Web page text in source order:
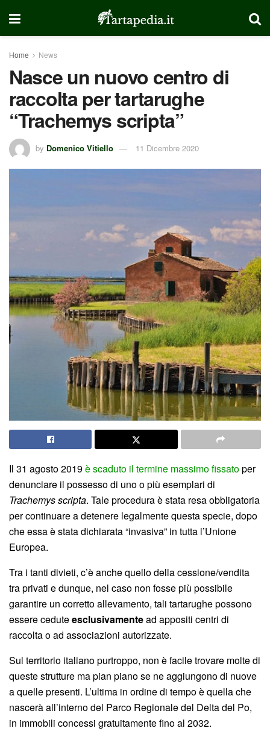
Home News
Nasce un nuovo centro di
raccolta per tartarughe
“Trachemys scripta”
by Domenico Vitiello 11 Dicembre 2020
Il 31 agosto 2019è scaduto il termine massimo fissatoper
denunciare il possesso di uno o più esemplari di
Trachemys scripta. Tale procedura è stata resa obbligatoria
per continuare a detenere legalmente questa specie, dopo
che essa è stata dichiarata “invasiva” in tutta l’Unione
Europea.
Tra i tanti divieti, c’è anche quello della cessione/vendita
tra privati e dunque, nel caso non fosse più possibile
garantire un corretto allevamento, tali tartarughe possono
essere ceduteesclusivamentead appositi centri di
raccolta o ad associazioni autorizzate.
Sul territorio italiano purtroppo, non è facile trovare molte di
queste strutture ma pian piano se ne aggiungono di nuove
a quelle presenti. L’ultima in ordine di tempo è quella che
nascerà all’interno del Parco Regionale del Delta del Po,
in immobili concessi gratuitamente fino al 2032.